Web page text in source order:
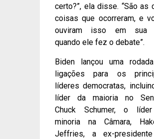
certo?”, ela disse. “São as
coisas que ocorreram, e
ouviram isso em sua
quando ele fez o debate”.
Biden lançou uma
ligações para os
líderes democratas,
líder da maioria no
Chuck Schumer, o
minoria na Câmara,
Jeffries, a ex-